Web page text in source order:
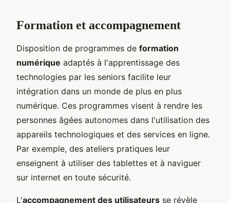
Formation et accompagnement
Disposition de programmes de formation
numérique adaptés à l'apprentissage des
technologies par les seniors facilite leur
intégration dans un monde de plus en plus
numérique. Ces programmes visent à rendre les
personnes âgées autonomes dans l'utilisation des
appareils technologiques et des services en ligne.
Par exemple, des ateliers pratiques leur
enseignent à utiliser des tablettes et à naviguer
sur internet en toute sécurité.
L'accompagnement des utilisateurs se révèle